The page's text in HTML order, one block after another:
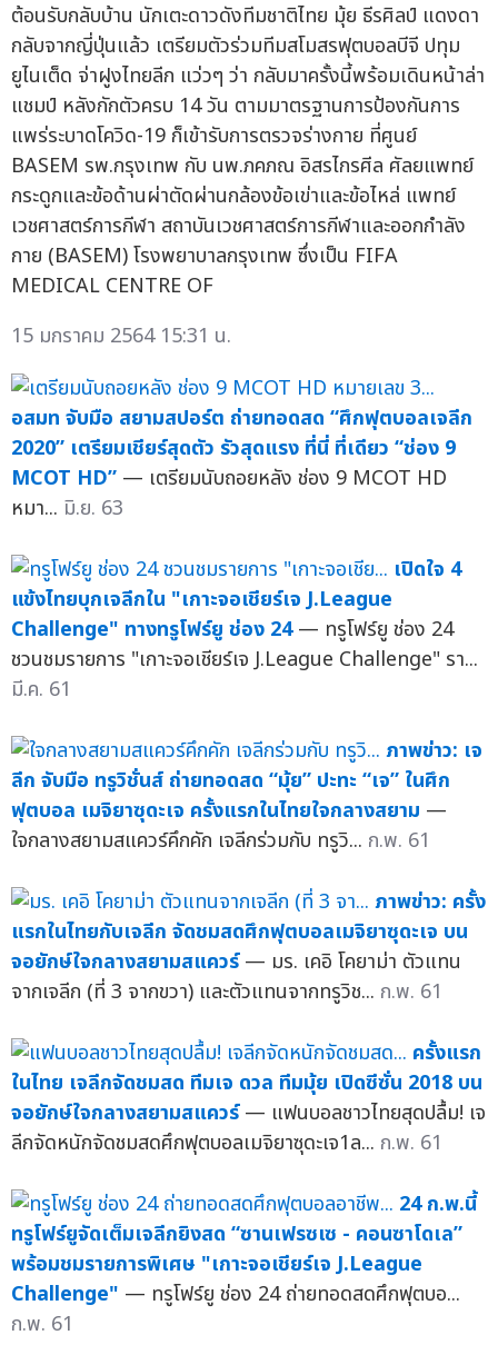
ต้อนรับกลับบ้าน นักเตะดาวดังทีมชาติไทย มุ้ย ธีรศิลป์ แดงดา
กลับจากญี่ปุ่นแล้ว เตรียมตัวร่วมทีมสโมสรฟุตบอลบีจี ปทุม
ยูไนเต็ด จ่าฝูงไทยลีก แว่วๆ ว่า กลับมาครั้งนี้พร้อมเดินหน้าล่า
แชมป์ หลังกักตัวครบ 14 วัน ตามมาตรฐานการป้องกันการ
แพร่ระบาดโควิด-19 ก็เข้ารับการตรวจร่างกาย ที่ศูนย์
BASEM รพ.กรุงเทพ กับ นพ.ภคภณ อิสรไกรศีล ศัลยแพทย์
กระดูกและข้อด้านผ่าตัดผ่านกล้องข้อเข่าและข้อไหล่ แพทย์
เวชศาสตร์การกีฬา สถาบันเวชศาสตร์การกีฬาและออกกำลัง
กาย (BASEM) โรงพยาบาลกรุงเทพ ซึ่งเป็น FIFA
MEDICAL CENTRE OF
15 มกราคม 2564 15:31 น.
อสมท จับมือ สยามสปอร์ต ถ่ายทอดสด “ศึกฟุตบอลเจลีก
2020” เตรียมเชียร์สุดตัว รัวสุดแรง ที่นี่ ที่เดียว “ช่อง 9
MCOT HD” — เตรียมนับถอยหลัง ช่อง 9 MCOT HD
หมา... มิ.ย. 63
เปิดใจ 4
แข้งไทยบุกเจลีกใน "เกาะจอเชียร์เจ J.League
Challenge" ทางทรูโฟร์ยู ช่อง 24 — ทรูโฟร์ยู ช่อง 24
ชวนชมรายการ "เกาะจอเชียร์เจ J.League Challenge" รา...
มี.ค. 61
ภาพข่าว: เจ
ลีก จับมือ ทรูวิชั่นส์ ถ่ายทอดสด “มุ้ย” ปะทะ “เจ” ในศึก
ฟุตบอล เมจิยาซุดะเจ ครั้งแรกในไทยใจกลางสยาม —
ใจกลางสยามสแควร์คึกคัก เจลีกร่วมกับ ทรูวิ... ก.พ. 61
ภาพข่าว: ครั้ง
แรกในไทยกับเจลีก จัดชมสดศึกฟุตบอลเมจิยาซุดะเจ บน
จอยักษ์ใจกลางสยามสแควร์ — มร. เคอิ โคยาม่า ตัวแทน
จากเจลีก (ที่ 3 จากขวา) และตัวแทนจากทรูวิช... ก.พ. 61
ครั้งแรก
ในไทย เจลีกจัดชมสด ทีมเจ ดวล ทีมมุ้ย เปิดซีซั่น 2018 บน
จอยักษ์ใจกลางสยามสแควร์ — แฟนบอลชาวไทยสุดปลื้ม! เจ
ลีกจัดหนักจัดชมสดศึกฟุตบอลเมจิยาซุดะเจ1ล... ก.พ. 61
24 ก.พ.นี้
ทรูโฟร์ยูจัดเต็มเจลีกยิงสด “ซานเฟรซเซ - คอนซาโดเล”
พร้อมชมรายการพิเศษ "เกาะจอเชียร์เจ J.League
Challenge" — ทรูโฟร์ยู ช่อง 24 ถ่ายทอดสดศึกฟุตบอ...
ก.พ. 61